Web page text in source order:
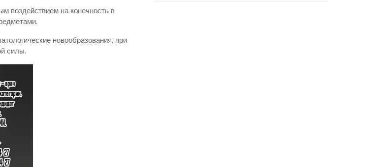
воздействием на конечность в
новообразования, при
силы.